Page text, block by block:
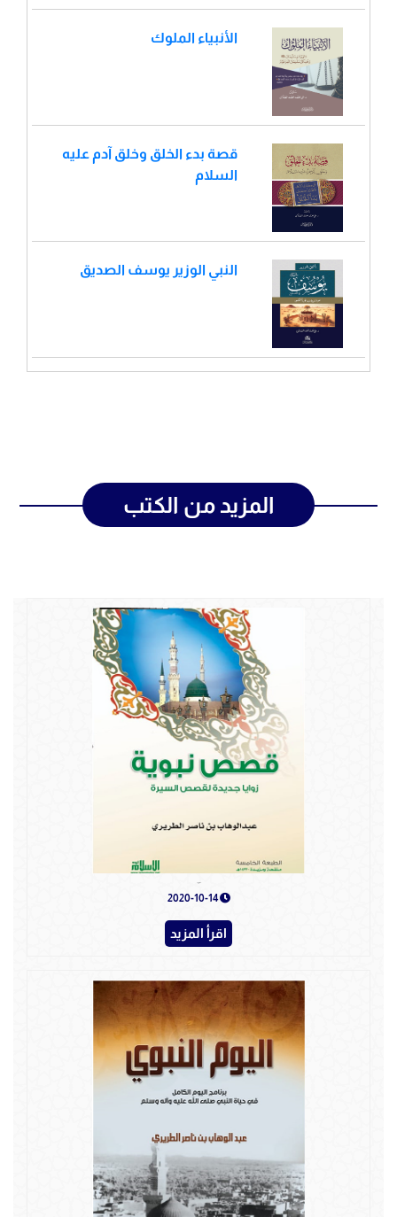
الأنبياء الملوك
قصة بدء الخلق وخلق آدم عليه
السلام
النبي الوزير يوسف الصديق
المزيد من الكتب
2020-10-14
اقرأ المزيد